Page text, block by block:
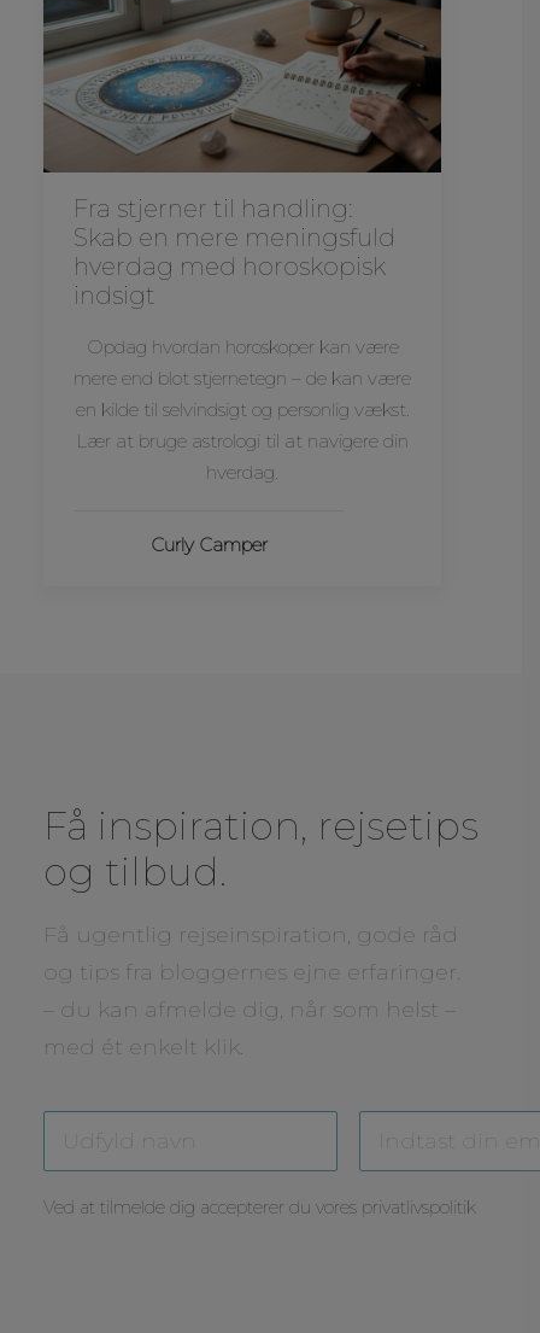
Fra stjerner til handling:
Skab en mere meningsfuld
hverdag med horoskopisk
indsigt
Opdag hvordan horoskoper kan være
mere end blot stjernetegn – de kan være
en kilde til selvindsigt og personlig vækst.
Lær at bruge astrologi til at navigere din
hverdag.
Curly Camper
Få inspiration, rejsetips
og tilbud.
Få ugentlig rejseinspiration, gode råd
og tips fra bloggernes ejne erfaringer.
– du kan afmelde dig, når som helst –
med ét enkelt klik.
Ved at tilmelde dig accepterer du vores privatlivspolitik